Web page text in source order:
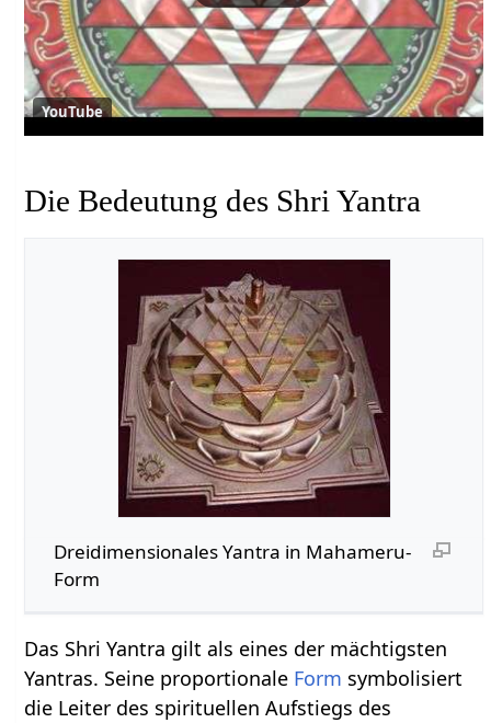
YouTube
Die Bedeutung des Shri Yantra
Dreidimensionales Yantra in Mahameru-
Form
Das Shri Yantra gilt als eines der mächtigsten
Yantras. Seine proportionale Form symbolisiert
die Leiter des spirituellen Aufstiegs des